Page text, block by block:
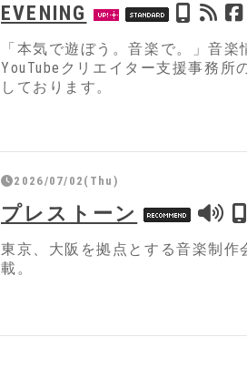
EVENING
「本気で遊ぼう。音楽で。」音
YouTubeクリエイター支援事務所
しております。
2026/07/02(Thu)
プレストーン
東京、大阪を拠点とする音楽制作
載。